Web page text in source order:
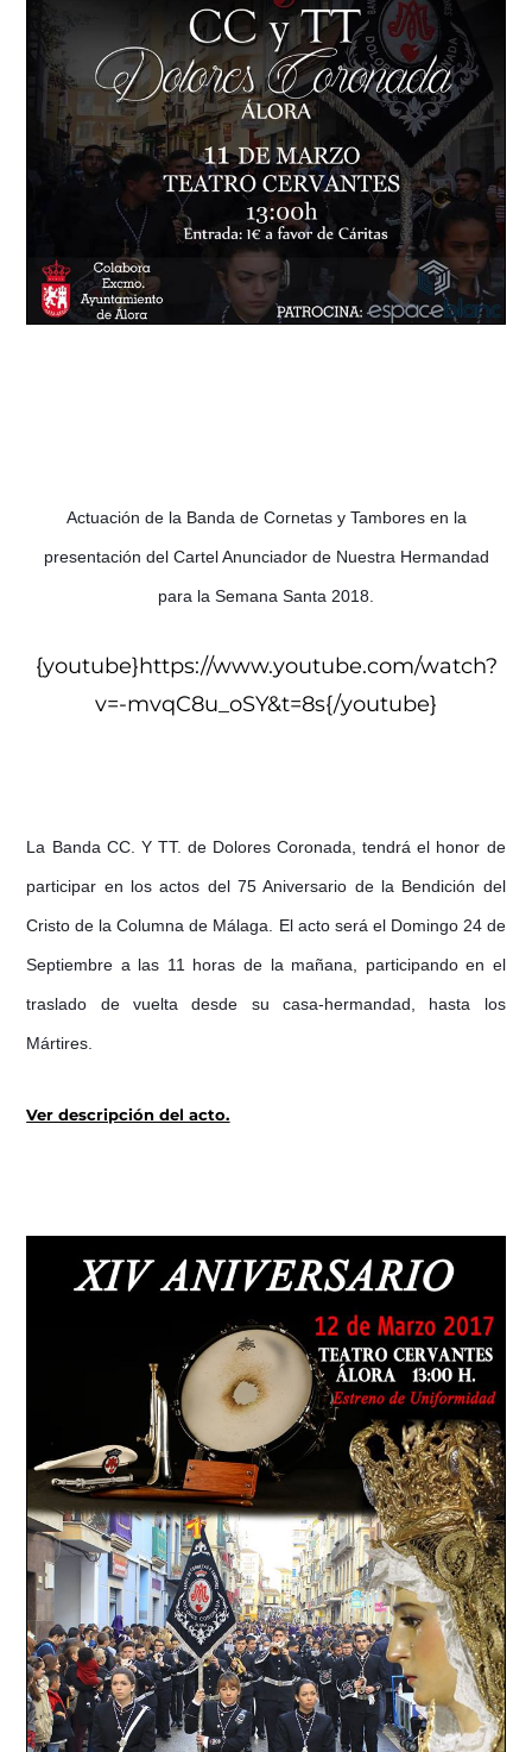
Actuación de la Banda de Cornetas y Tambores en la
presentación del Cartel Anunciador de Nuestra Hermandad
para la Semana Santa 2018.
{youtube}https://www.youtube.com/watch?
v=-mvqC8u_oSY&t=8s{/youtube}
La Banda CC. Y TT. de Dolores Coronada, tendrá el honor de
participar en los actos del 75 Aniversario de la Bendición del
Cristo de la Columna de Málaga. El acto será el Domingo 24 de
Septiembre a las 11 horas de la mañana, participando en el
traslado de vuelta desde su casa-hermandad, hasta los
Mártires.
Ver descripción del acto.